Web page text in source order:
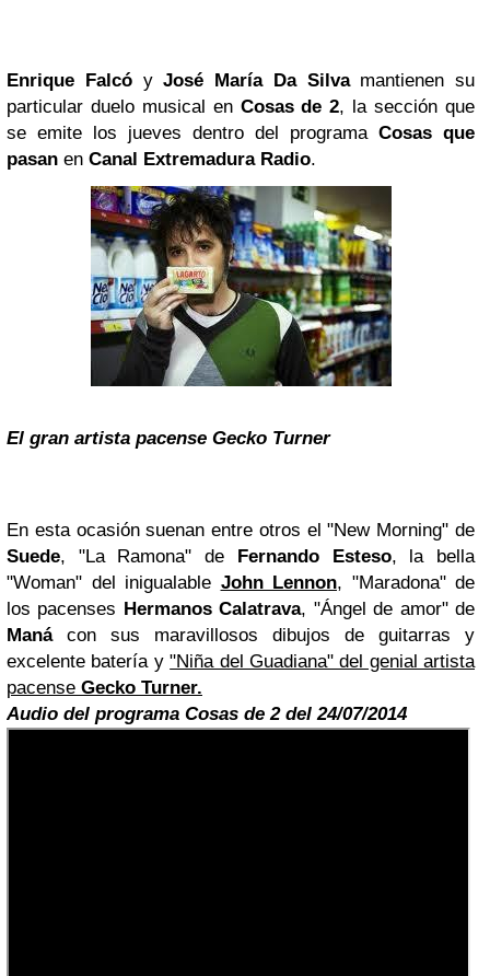
Enrique FalcóyJosé María Da Silvamantienen su
particular duelo musical en Cosas de 2, la sección que
se emite los jueves dentro del programa Cosas que
pasan en Canal ExtremaduraRadio.
El gran artista pacense Gecko Turner
En esta ocasión suenan entre otros el "New Morning" de
Suede, "La Ramona" de Fernando Esteso, la bella
"Woman" del inigualable John Lennon, "Maradona" de
los pacenses Hermanos Calatrava, "Ángel de amor" de
Maná con sus maravillosos dibujos de guitarras y
excelente batería y"Niña del Guadiana" del genial artista
pacense Gecko Turner.
Audio del programa Cosas de 2 del 24/07/2014